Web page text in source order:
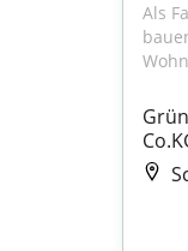
Als